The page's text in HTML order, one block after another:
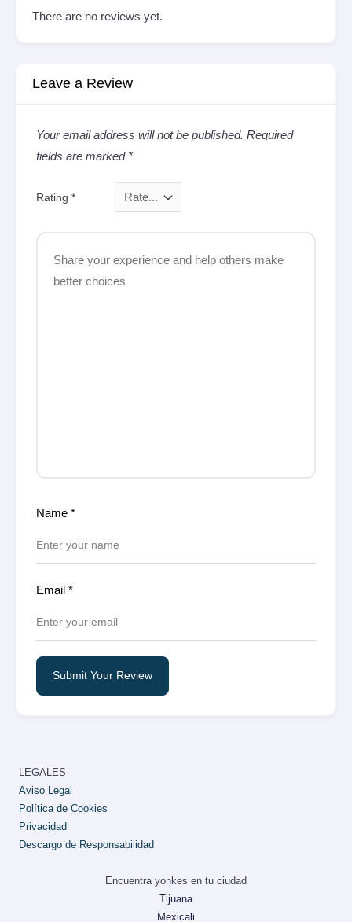
There are no reviews yet.
Leave a Review
Your email address will not be published. Required
fields are marked *
Rating *
Name *
Email *
Submit Your Review
LEGALES
Aviso Legal
Política de Cookies
Privacidad
Descargo de Responsabilidad
Encuentra yonkes en tu ciudad
Tijuana
Mexicali